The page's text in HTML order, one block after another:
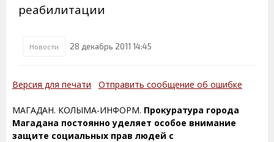
реабилитации
Новости 28 декабрь 2011 14:45
Версия для печати Отправить сообщение об ошибке
МАГАДАН. КОЛЫМА-ИНФОРМ. Прокуратура города
Магадана постоянно уделяет особое внимание
защите социальных прав людей с